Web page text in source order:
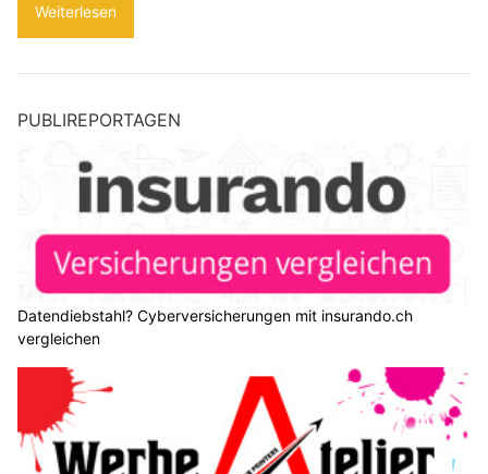
Weiterlesen
PUBLIREPORTAGEN
Datendiebstahl? Cyberversicherungen mit insurando.ch
vergleichen